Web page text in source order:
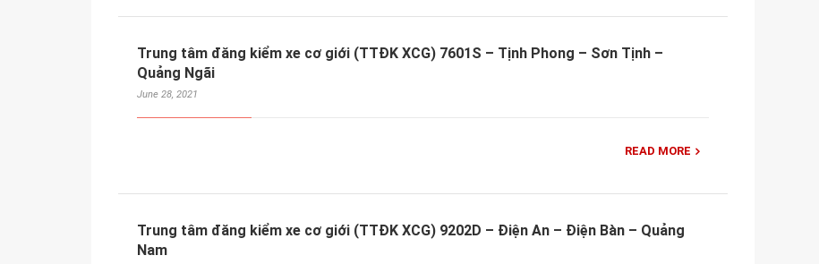
Trung tâm đăng kiểm xe cơ giới (TTĐK XCG) 7601S – Tịnh Phong – Sơn Tịnh –
Quảng Ngãi
June 28, 2021
READ MORE
Trung tâm đăng kiểm xe cơ giới (TTĐK XCG) 9202D – Điện An – Điện Bàn – Quảng
Nam